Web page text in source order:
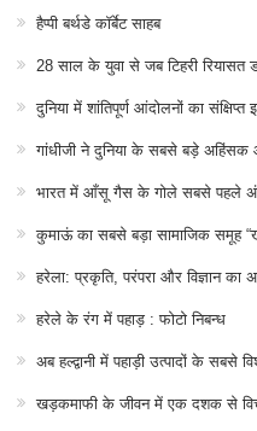
हैप्पी बर्थडे कॉर्बेट साहब
28 साल के युवा से जब टिहरी रियासत
दुनिया में शांतिपूर्ण आंदोलनों का संक्षिप्त
गांधीजी ने दुनिया के सबसे बड़े
भारत में आँसू गैस के गोले सबसे पहले
कुमाऊं का सबसे बड़ा सामाजिक समूह
हरेला: प्रकृति, परंपरा और विज्ञान का
हरेले के रंग में पहाड़ : फोटो निबन्ध
अब हल्द्वानी में पहाड़ी उत्पादों के सबसे
खड़कमाफी के जीवन में एक दशक से